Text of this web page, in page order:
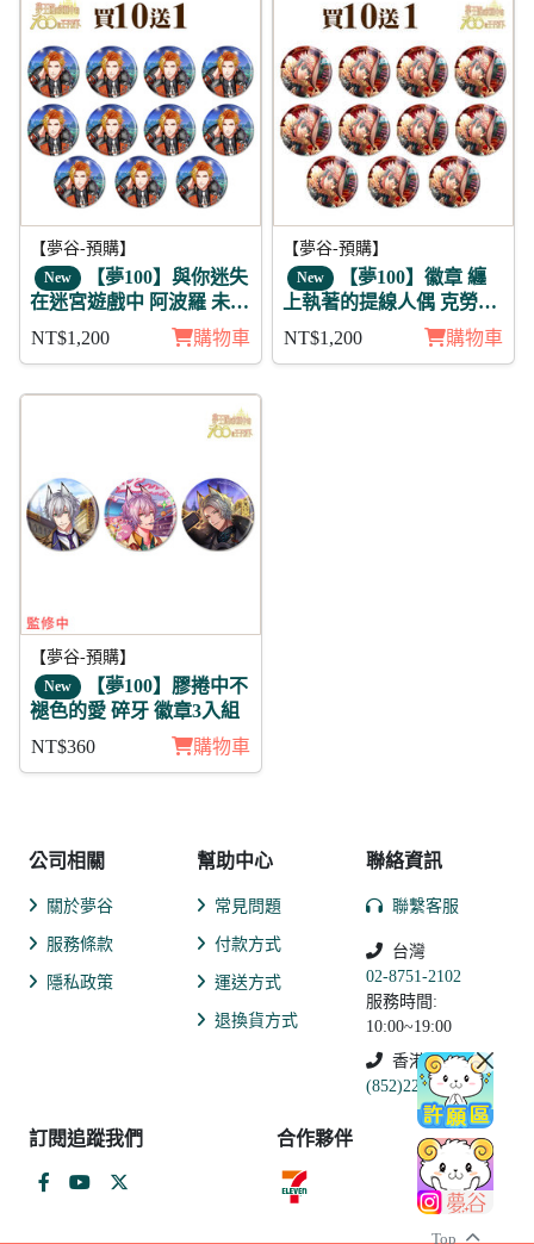
Top
【夢谷-預購】
New 【夢100】與你迷失
在迷宮遊戲中 阿波羅 未覺
NT$1,200 購物車
【夢谷-預購】
New 【夢100】徽章 纏
上執著的提線人偶 克勞恩
NT$1,200 購物車
【夢谷-預購】
New 【夢100】膠捲中不
褪色的愛 碎牙 徽章3入組
NT$360
購物車
公司相關
關於夢谷
服務條款
隱私政策
幫助中心
常見問題
付款方式
運送方式
退換貨方式
聯絡資訊
聯繫客服
台灣
02-8751-2102
服務時間:
10:00~19:00
香港
(852)2250-9311
訂閱追蹤我們 合作夥伴